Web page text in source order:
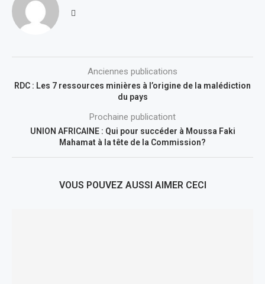
Anciennes publications
RDC : Les 7 ressources minières à l’origine de la malédiction
du pays
Prochaine publicationt
UNION AFRICAINE : Qui pour succéder à Moussa Faki
Mahamat à la tête de la Commission?
VOUS POUVEZ AUSSI AIMER CECI